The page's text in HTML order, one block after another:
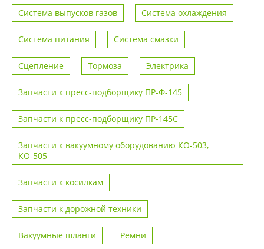
Система выпусков газов Система охлаждения
Система питания Система смазки
Сцепление Тормоза Электрика
Запчасти к пресс-подборщику ПР-Ф-145
Запчасти к пресс-подборщику ПР-145С
Запчасти к вакуумному оборудованию КО-503,
КО-505
Запчасти к косилкам
Запчасти к дорожной техники
Вакуумные шланги Ремни